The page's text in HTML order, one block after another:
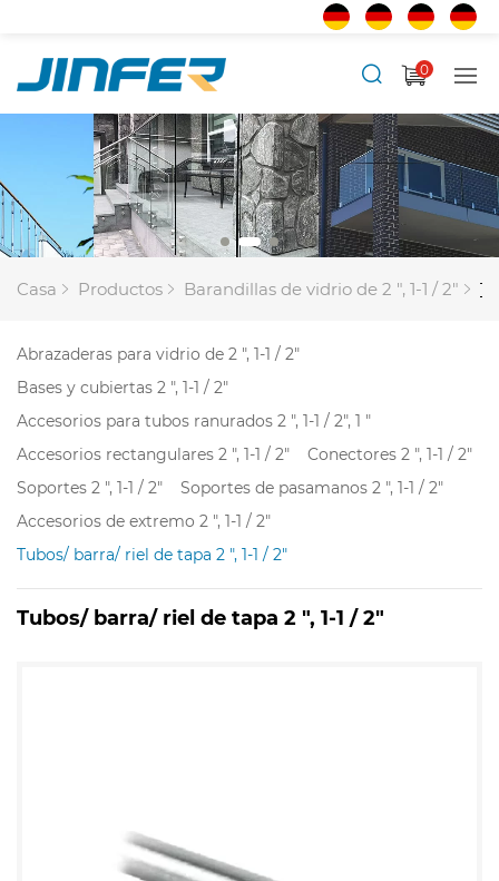
0
Casa Productos Barandillas de vidrio de 2 ", 1-1 / 2"
Abrazaderas para vidrio de 2 ", 1-1 / 2"
Bases y cubiertas 2 ", 1-1 / 2"
Accesorios para tubos ranurados 2 ", 1-1 / 2", 1 "
Accesorios rectangulares 2 ", 1-1 / 2"
Conectores 2 ", 1-1 / 2"
Soportes 2 ", 1-1 / 2"
Soportes de pasamanos 2 ", 1-1 / 2"
Accesorios de extremo 2 ", 1-1 / 2"
Tubos/ barra/ riel de tapa 2 ", 1-1 / 2"
Tubos/ barra/ riel de tapa 2 ", 1-1 / 2"